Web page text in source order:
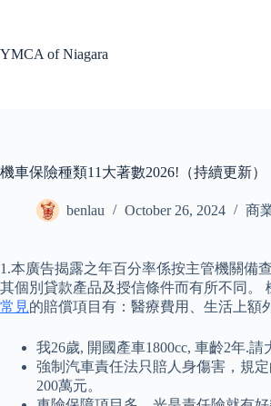
YMCA of Niagara
機車保險種類11大著數2026!（持續更新）
benlau October 26, 2024 商
1.本廣告揭露之年百分率係按主管機關備
其個別貸款產品及授信條件而有所不同。
常見的賠償項目有：醫療費用、生活上額
我26歲, 開國產車1800cc, 車齡2年.請
強制汽車責任法只賠人身傷害，規
200萬元。